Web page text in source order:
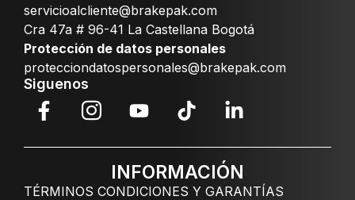
servicioalcliente@brakepak.com
Cra 47a # 96-41 La Castellana Bogotá
Protección de datos personales
protecciondatospersonales@brakepak.com
Siguenos
INFORMACIÓN
TÉRMINOS CONDICIONES Y GARANTÍAS